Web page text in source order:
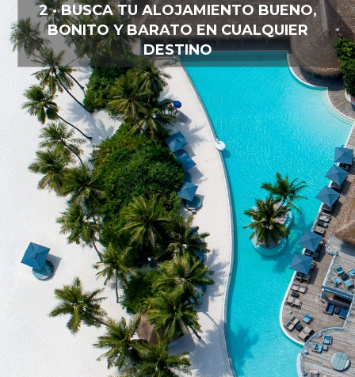
2 · BUSCA TU ALOJAMIENTO BUENO,
BONITO Y BARATO EN CUALQUIER
DESTINO